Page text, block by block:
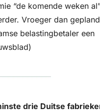
“de komende weken
Vroeger dan gepland
belastingbetaler een
drie Duitse